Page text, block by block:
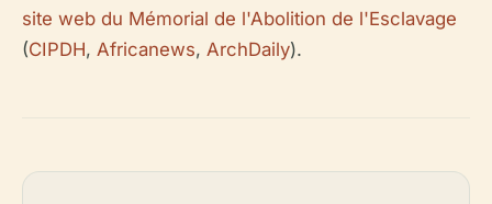
site web du Mémorial de l'Abolition de l'Esclavage
(CIPDH, Africanews, ArchDaily).